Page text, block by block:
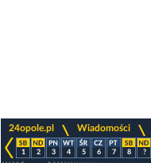
24opole.pl Wiadomości
1 2 3 4 5 6 7 8 ?